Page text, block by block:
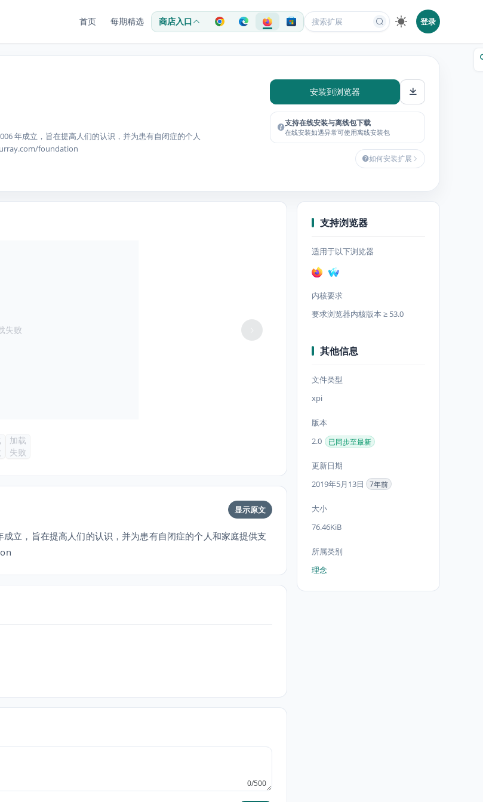
首页 每期精选 商店入口 登录
年成立，旨在提高人们的认识，并为患有自闭症的个人
foundation
安装到浏览器
支持在线安装与离线包下载
在线安装如遇异常可使用离线安装包
如何安装扩展
失败
加载
失败
显示原文
立，旨在提高人们的认识，并为患有自闭症的个人和家庭提供支
0/500
支持浏览器
适用于以下浏览器
内核要求
要求浏览器内核版本 ≥ 53.0
其他信息
文件类型
xpi
版本
2.0
已同步至最新
更新日期
2019年5月13日
7年前
大小
76.46KiB
所属类别
理念